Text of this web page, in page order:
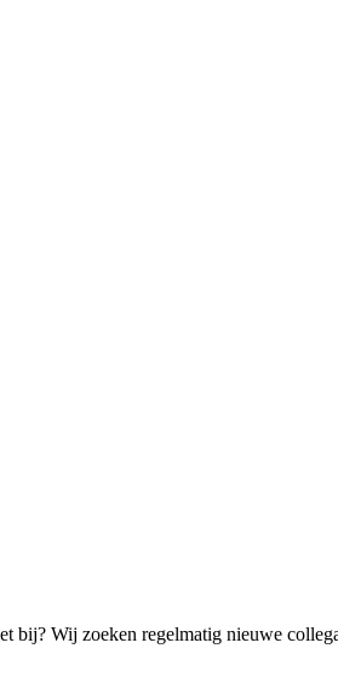
bij? Wij zoeken regelmatig nieuwe